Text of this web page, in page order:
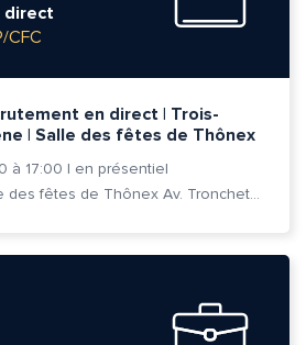
direct
CFC
en direct | Trois-
| Salle des fêtes de Thônex
à 17:00 | en présentiel
Salle des fêtes de Thônex Av. Tronchet 18 - 1226 Thônex